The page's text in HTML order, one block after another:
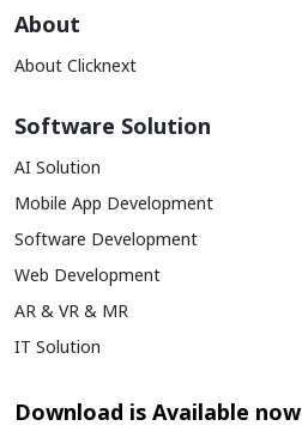
About
About Clicknext
Software Solution
AI Solution
Mobile App Development
Software Development
Web Development
AR & VR & MR
IT Solution
Download is Available now